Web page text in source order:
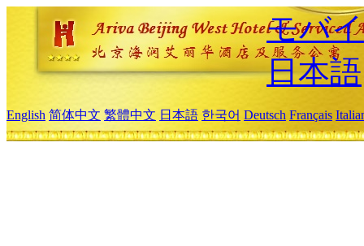
モバ
日本語
English 简体中文 繁體中文 日本語 한국어 Deutsch Français